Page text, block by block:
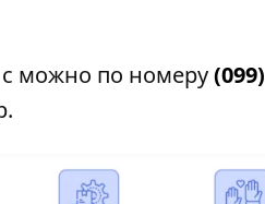
с можно по номеру
.